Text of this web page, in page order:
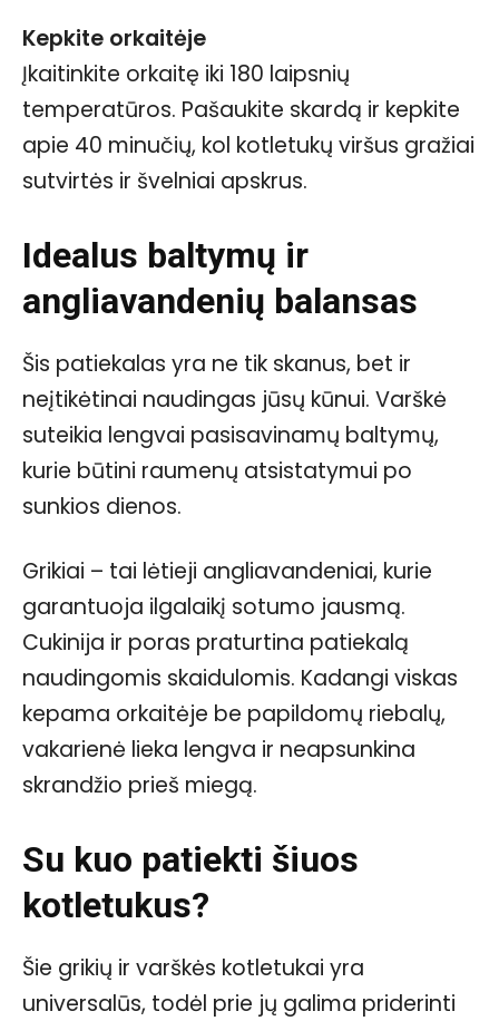
Kepkite orkaitėje
Įkaitinkite orkaitę iki 180 laipsnių
temperatūros. Pašaukite skardą ir kepkite
apie 40 minučių, kol kotletukų viršus gražiai
sutvirtės ir švelniai apskrus.
Idealus baltymų ir
angliavandenių balansas
Šis patiekalas yra ne tik skanus, bet ir
neįtikėtinai naudingas jūsų kūnui. Varškė
suteikia lengvai pasisavinamų baltymų,
kurie būtini raumenų atsistatymui po
sunkios dienos.
Grikiai – tai lėtieji angliavandeniai, kurie
garantuoja ilgalaikį sotumo jausmą.
Cukinija ir poras praturtina patiekalą
naudingomis skaidulomis. Kadangi viskas
kepama orkaitėje be papildomų riebalų,
vakarienė lieka lengva ir neapsunkina
skrandžio prieš miegą.
Su kuo patiekti šiuos
kotletukus?
Šie grikių ir varškės kotletukai yra
universalūs, todėl prie jų galima priderinti